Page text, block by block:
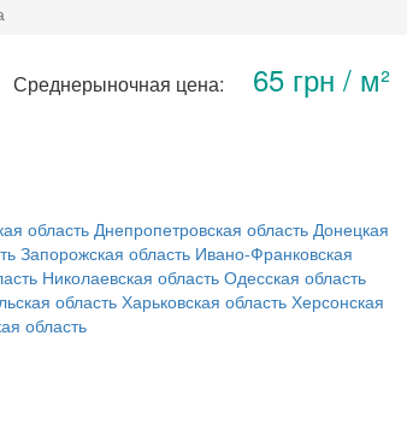
Среднерыночная цена: 65 грн / м²
область Днепропетровская область Донецкая
Запорожская область Ивано-Франковская
Николаевская область Одесская область
областьХарьковская область Херсонская
область